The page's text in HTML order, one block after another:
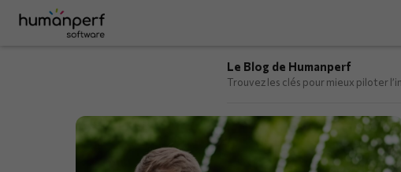
Le Blog de Humanperf
Trouvez les clés pour mieux piloter